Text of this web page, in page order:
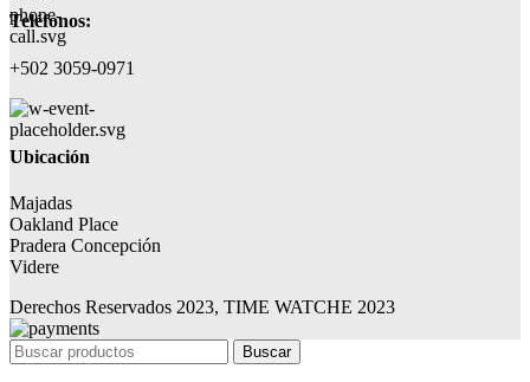
Teléfonos:
+502 3059-0971
Ubicación
Majadas
Oakland Place
Pradera Concepción
Videre
Derechos Reservados 2023, TIME WATCHE 2023
Buscar